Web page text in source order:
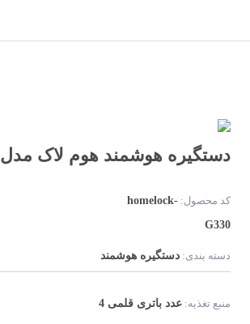
دستگیره هوشمند هوم لاک مدل G330
دسته بندی: دستگیره هوشمند
کد محصول: homelock-
G330
منبع تغذیه: 4 عدد باتری قلمی